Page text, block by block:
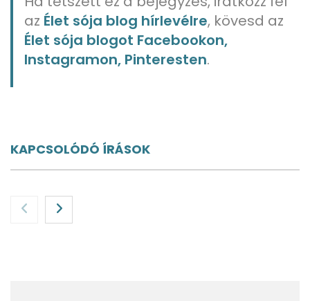
az Élet sója blog hírlevélre, kövesd az
Élet sója blogot Facebookon,
Instagramon, Pinteresten.
KAPCSOLÓDÓ ÍRÁSOK